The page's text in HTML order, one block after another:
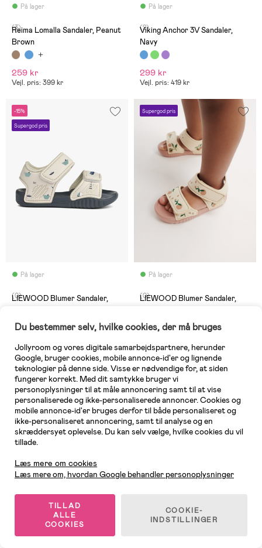
På lager
(3)
Reima Lomalla Sandaler, Peanut
Brown
259 kr
Vejl. pris: 399 kr
På lager
(2)
Viking Anchor 3V Sandaler,
Navy
299 kr
Vejl. pris: 419 kr
-15%
Supergod pris
På lager
(0)
LIEWOOD Blumer Sandaler,
Vejl. pris: 219 kr
Supergod pris
På lager
(0)
LIEWOOD Blumer Sandaler,
Vejl. pris: 229 kr
-18%
Supergod pris
-10%
End of Season
Du bestemmer selv, hvilke cookies, der må bruges
Jollyroom og vores digitale samarbejdspartnere, herunder
Google, bruger cookies, mobile annonce-id'er og lignende
teknologier på denne side. Visse er nødvendige for, at siden
fungerer korrekt. Med dit samtykke bruger vi
personoplysninger til at måle annoncering samt til at vise
personaliserede og ikke-personaliserede annoncer. Cookies og
mobile annonce-id'er bruges derfor til både personaliseret og
ikke-personaliseret annoncering, samt til analyse og en
skræddersyet oplevelse. Du kan selv vælge, hvilke cookies du vil
tillade.
Læs mere om cookies
Læs mere om, hvordan Google behandler personoplysninger
TILLAD
ALLE
COOKIES
COOKIE-
INDSTILLINGER